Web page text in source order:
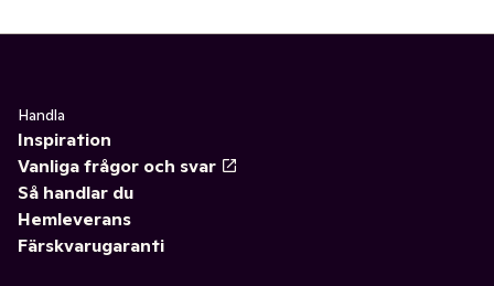
Handla
Inspiration
Vanliga frågor och svar
Så handlar du
Hemleverans
Färskvarugaranti